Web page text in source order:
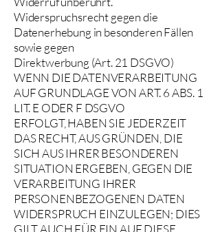
Widerspruchsrecht gegen die
Datenerhebung in besonderen Fällen
sowie gegen
Direktwerbung (Art. 21 DSGVO)
WENN DIE DATENVERARBEITUNG
AUF GRUNDLAGE VON ART. 6 ABS. 1
LIT. E ODER F DSGVO
ERFOLGT, HABEN SIE JEDERZEIT
DAS RECHT, AUS GRÜNDEN, DIE
SICH AUS IHRER BESONDEREN
SITUATION ERGEBEN, GEGEN DIE
VERARBEITUNG IHRER
PERSONENBEZOGENEN DATEN
WIDERSPRUCH EINZULEGEN; DIES
GILT AUCH FÜR EIN AUF DIESE